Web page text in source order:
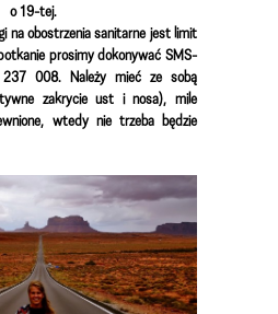
o 19-tej.
na obostrzenia sanitarne jest limit
prosimy dokonywać SMS-
008. Należy mieć ze sobą
zakrycie ust i nosa), mile
wtedy nie trzeba będzie